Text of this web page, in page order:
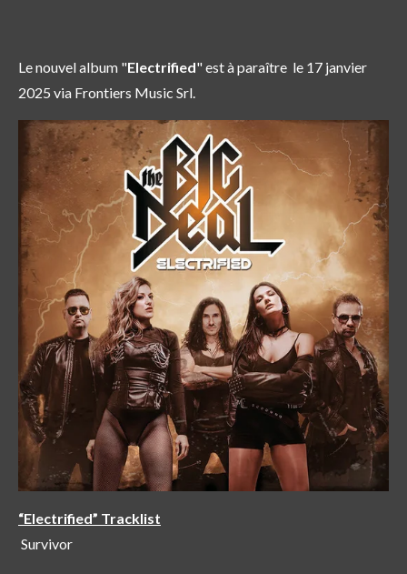
Le nouvel album "Electrified" est à paraître le 17 janvier
2025 via Frontiers Music Srl.
“Electrified” Tracklist
Survivor